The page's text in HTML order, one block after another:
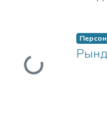
Загружается...